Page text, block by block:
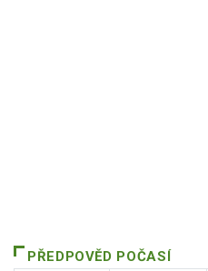
PŘEDPOVĚD POČASÍ